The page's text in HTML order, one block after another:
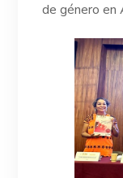
de género en